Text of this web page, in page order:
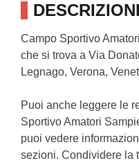
Campo Sportivo
che si trova a Via
Legnago, Verona,
Puoi anche leggere le
Sportivo Amatori
puoi vedere
sezioni. Condividere la